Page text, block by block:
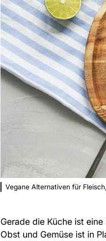
Vegane Alternativen für
Gerade die Küche ist
Obst und Gemüse ist in